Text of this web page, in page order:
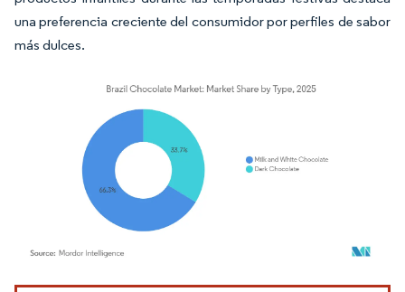
una preferencia creciente del consumidor por perfiles de sabor
más dulces.
Imagen © Mordor Intelligence. El uso requiere atribución según CC BY 4.0.